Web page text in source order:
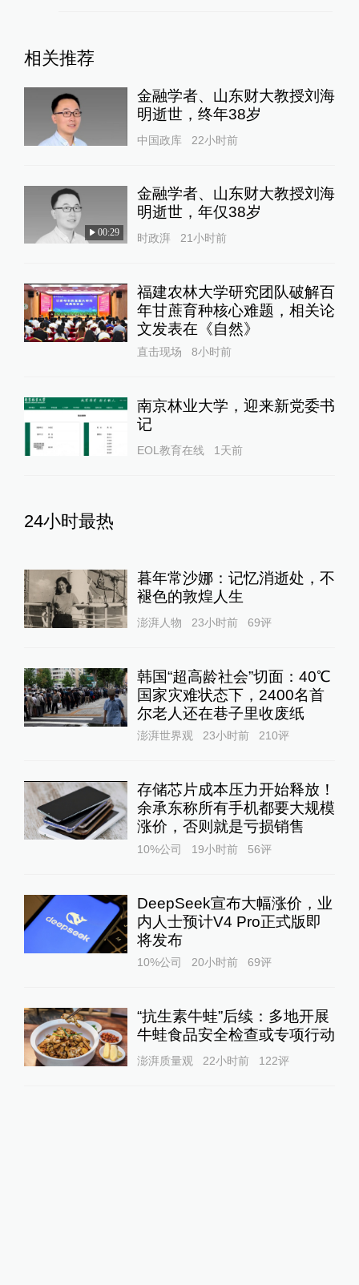
相关推荐
金融学者、山东财大教授刘海
明逝世，终年38岁
中国政库 22小时前
00:29
金融学者、山东财大教授刘海
明逝世，年仅38岁
时政湃 21小时前
福建农林大学研究团队破解百
年甘蔗育种核心难题，相关论
文发表在《自然》
直击现场 8小时前
南京林业大学，迎来新党委书
记
EOL教育在线 1天前
24小时最热
暮年常沙娜：记忆消逝处，不
褪色的敦煌人生
澎湃人物 23小时前 69评
韩国“超高龄社会”切面：40℃
国家灾难状态下，2400名首
尔老人还在巷子里收废纸
澎湃世界观 23小时前 210评
存储芯片成本压力开始释放！
余承东称所有手机都要大规模
涨价，否则就是亏损销售
10%公司 19小时前 56评
DeepSeek宣布大幅涨价，业
内人士预计V4 Pro正式版即
将发布
10%公司 20小时前 69评
“抗生素牛蛙”后续：多地开展
牛蛙食品安全检查或专项行动
澎湃质量观 22小时前 122评